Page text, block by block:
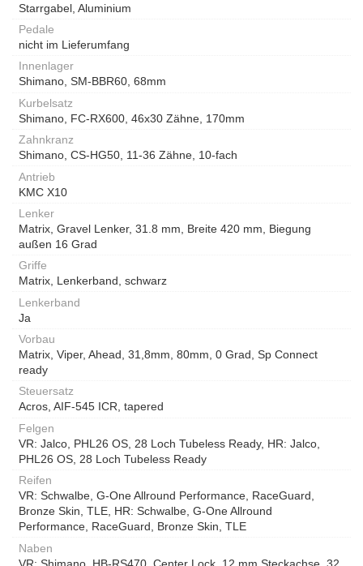
Starrgabel, Aluminium
Pedale
nicht im Lieferumfang
Innenlager
Shimano, SM-BBR60, 68mm
Kurbelsatz
Shimano, FC-RX600, 46x30 Zähne, 170mm
Zahnkranz
Shimano, CS-HG50, 11-36 Zähne, 10-fach
Antrieb
KMC X10
Lenker
Matrix, Gravel Lenker, 31.8 mm, Breite 420 mm, Biegung
außen 16 Grad
Griffe
Matrix, Lenkerband, schwarz
Lenkerband
Ja
Vorbau
Matrix, Viper, Ahead, 31,8mm, 80mm, 0 Grad, Sp Connect
ready
Steuersatz
Acros, AIF-545 ICR, tapered
Felgen
VR: Jalco, PHL26 OS, 28 Loch Tubeless Ready, HR: Jalco,
PHL26 OS, 28 Loch Tubeless Ready
Reifen
VR: Schwalbe, G-One Allround Performance, RaceGuard,
Bronze Skin, TLE, HR: Schwalbe, G-One Allround
Performance, RaceGuard, Bronze Skin, TLE
Naben
VR: Shimano, HB-RS470, Center Lock, 12 mm Steckachse, 32